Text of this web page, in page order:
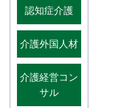
認知症介護
介護外国人材
介護経営コン
サル